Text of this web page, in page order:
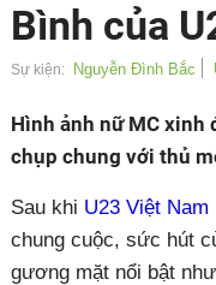
Bình của
Sự kiện: Nguyễn Đình Bắc
Hình ảnh nữ MC
chụp chung với thủ
Sau khi U23 Việt Nam
chung cuộc, sức hút
gương mặt nổi bật